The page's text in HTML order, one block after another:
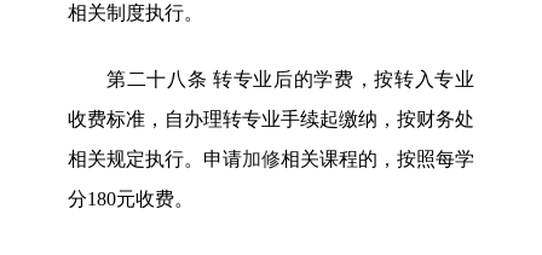
相关制度执行。
第二十八条 转专业后的学费，按转入专业
收费标准，自办理转专业手续起缴纳，按财务处
相关规定执行。申请加修相关课程的，按照每学
分180元收费。